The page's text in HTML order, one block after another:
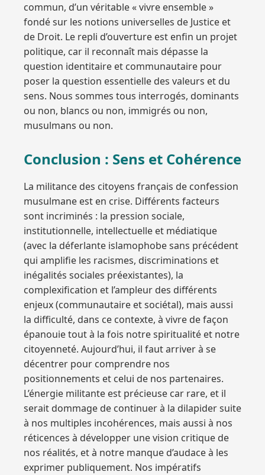
commun, d’un véritable « vivre ensemble »
fondé sur les notions universelles de Justice et
de Droit. Le repli d’ouverture est enfin un projet
politique, car il reconnaît mais dépasse la
question identitaire et communautaire pour
poser la question essentielle des valeurs et du
sens. Nous sommes tous interrogés, dominants
ou non, blancs ou non, immigrés ou non,
musulmans ou non.
Conclusion : Sens et Cohérence
La militance des citoyens français de confession
musulmane est en crise. Différents facteurs
sont incriminés : la pression sociale,
institutionnelle, intellectuelle et médiatique
(avec la déferlante islamophobe sans précédent
qui amplifie les racismes, discriminations et
inégalités sociales préexistantes), la
complexification et l’ampleur des différents
enjeux (communautaire et sociétal), mais aussi
la difficulté, dans ce contexte, à vivre de façon
épanouie tout à la fois notre spiritualité et notre
citoyenneté. Aujourd’hui, il faut arriver à se
décentrer pour comprendre nos
positionnements et celui de nos partenaires.
L’énergie militante est précieuse car rare, et il
serait dommage de continuer à la dilapider suite
à nos multiples incohérences, mais aussi à nos
réticences à développer une vision critique de
nos réalités, et à notre manque d’audace à les
exprimer publiquement. Nos impératifs